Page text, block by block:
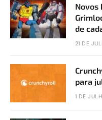
Novos
de
21 DE
para
1 DE